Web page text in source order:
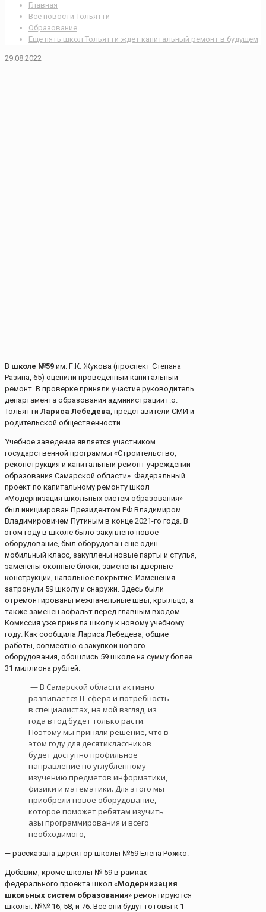
Главная
Все новости Тольятти
Образование
Еще пять школ Тольятти ждет капитальный ремонт в будущем
29.08.2022
В школе №59 им. Г.К. Жукова (проспект Степана
Разина, 65) оценили проведенный капитальный
ремонт. В проверке приняли участие руководитель
департамента образования администрации г.о.
Тольятти Лариса Лебедева, представители СМИ и
родительской общественности.
Учебное заведение является участником
государственной программы «Строительство,
реконструкция и капитальный ремонт учреждений
образования Самарской области». Федеральный
проект по капитальному ремонту школ
«Модернизация школьных систем образования»
был инициирован Президентом РФ Владимиром
Владимировичем Путиным в конце 2021-го года. В
этом году в школе было закуплено новое
оборудование, был оборудован еще один
мобильный класс, закуплены новые парты и стулья,
заменены оконные блоки, заменены дверные
конструкции, напольное покрытие. Изменения
затронули 59 школу и снаружи. Здесь были
отремонтированы межпанельные швы, крыльцо, а
также заменен асфальт перед главным входом.
Комиссия уже приняла школу к новому учебному
году. Как сообщила Лариса Лебедева, общие
работы, совместно с закупкой нового
оборудования, обошлись 59 школе на сумму более
31 миллиона рублей.
— В Самарской области активно
развивается IT-сфера и потребность
в специалистах, на мой взгляд, из
года в год будет только расти.
Поэтому мы приняли решение, что в
этом году для десятиклассников
будет доступно профильное
направление по углубленному
изучению предметов информатики,
физики и математики. Для этого мы
приобрели новое оборудование,
которое поможет ребятам изучить
азы программирования и всего
необходимого,
— рассказала директор школы №59 Елена Рожко.
Добавим, кроме школы № 59 в рамках
федерального проекта школ «Модернизация
школьных систем образования» ремонтируются
школы: №№ 16, 58, и 76. Все они будут готовы к 1